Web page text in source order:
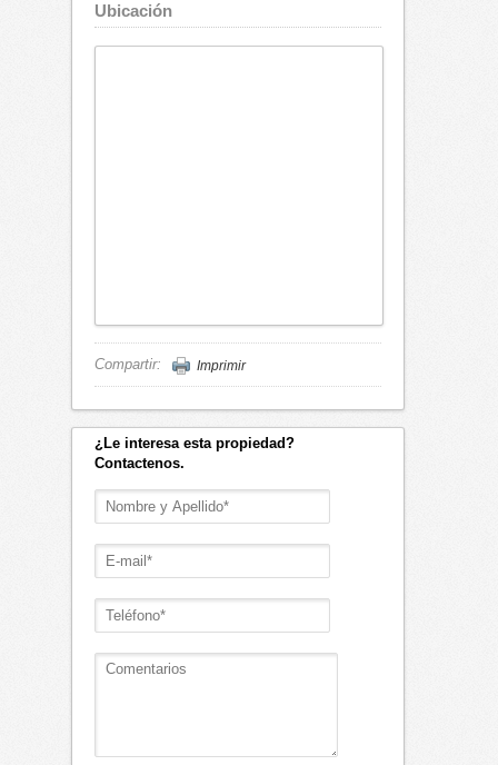
Ubicación
Compartir: Imprimir
¿Le interesa esta propiedad?
Contactenos.